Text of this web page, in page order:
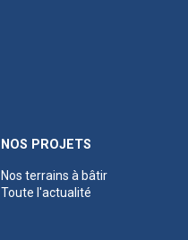
NOS PROJETS
Nos terrains à bâtir
Toute l'actualité